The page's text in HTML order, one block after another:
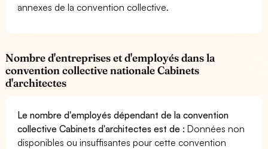
annexes de la convention collective.
Nombre d'entreprises et d'employés dans la
convention collective nationale Cabinets
d'architectes
Le nombre d'employés dépendant de la convention
collective Cabinets d'architectes est de :Données non
disponibles ou insuffisantes pour cette convention